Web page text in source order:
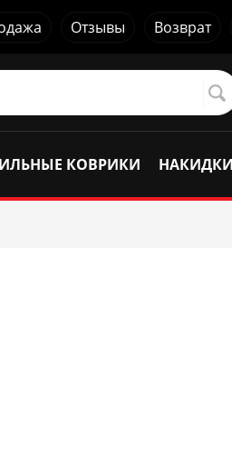
Отзывы Возврат
КОВРИКИ